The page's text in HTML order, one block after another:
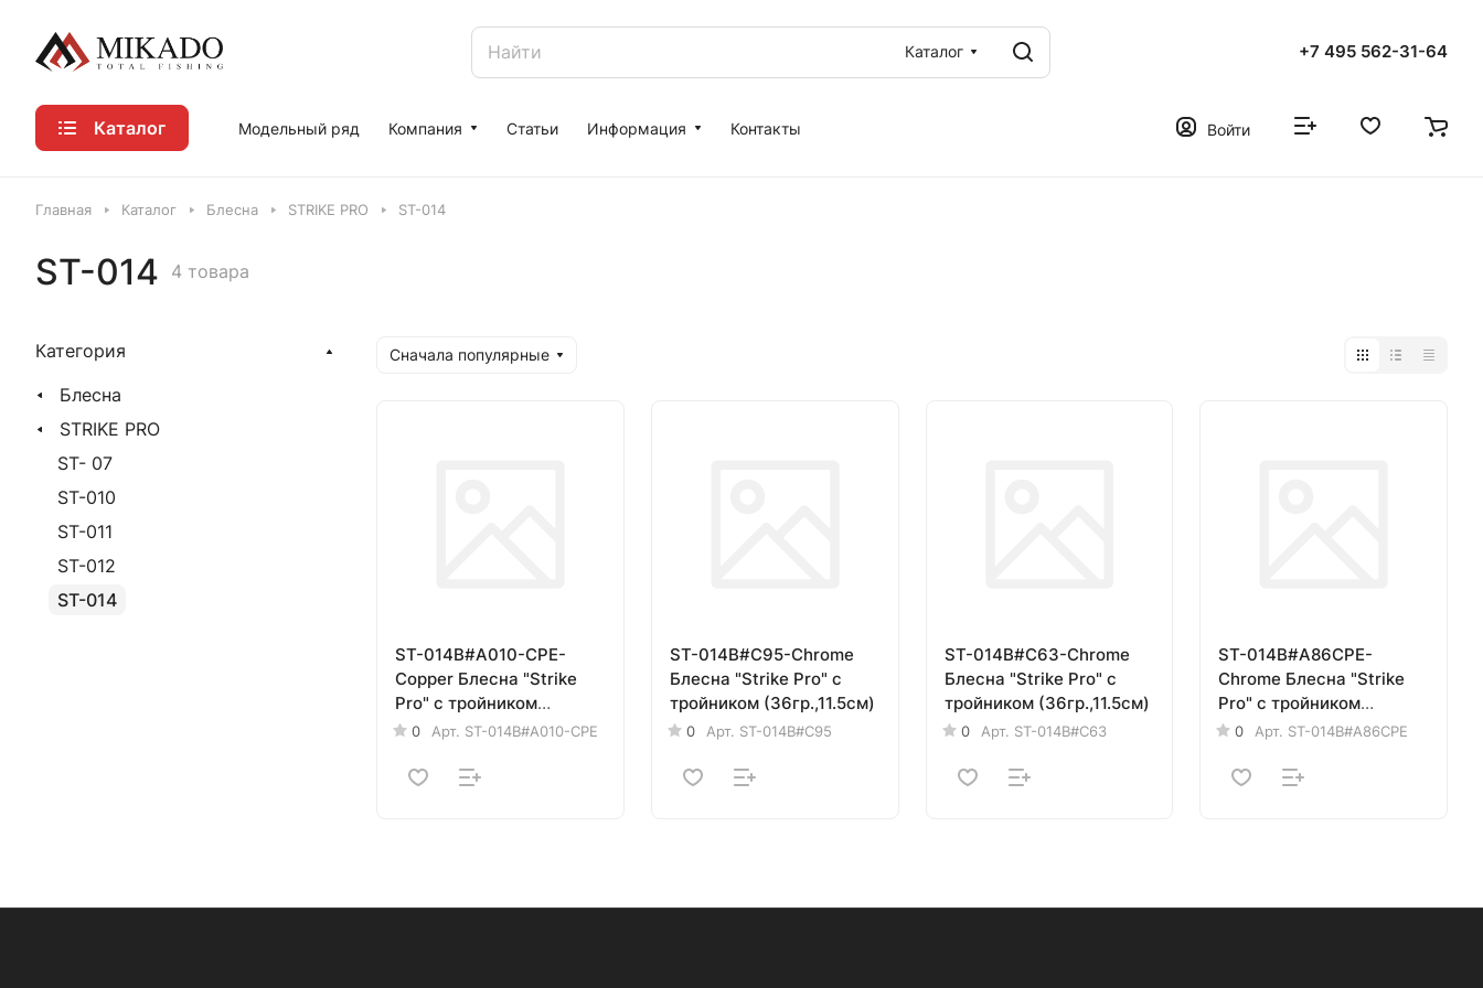
Каталог +7 495 562-31-64
Каталог Модельный ряд Компания Статьи Информация Контакты Войти
Главная Каталог Блесна STRIKE PRO ST-014
ST-014 4 товара
Сначала популярные
ST-014B#A010-CPE-
Copper Блесна "Strike
Pro" с тройником
(36гр.,11.5см)
0 Арт. ST-014B#A010-CPE
ST-014B#C95-Chrome
Блесна "Strike Pro" с
тройником (36гр.,11.5см)
0 Арт. ST-014B#C95
ST-014B#C63-Chrome
Блесна "Strike Pro" с
тройником (36гр.,11.5см)
0 Арт. ST-014B#C63
ST-014B#A86CPE-
Chrome Блесна "Strike
Pro" с тройником
(36гр.,11.5см)
0 Арт. ST-014B#A86CPE
Категория
Блесна
STRIKE PRO
ST- 07
ST-010
ST-011
ST-012
ST-014